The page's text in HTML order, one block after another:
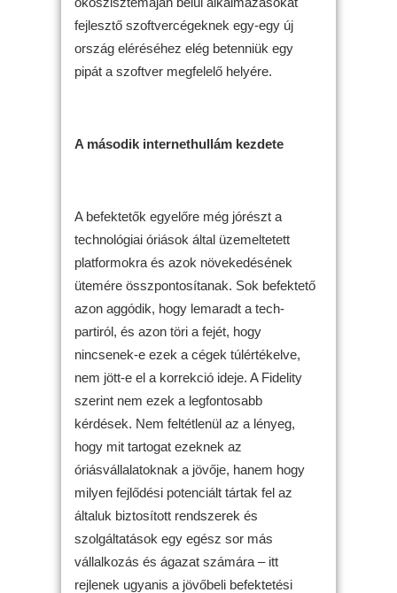
fejlesztő szoftvercégeknek egy-egy új
ország eléréséhez elég betenniük egy
pipát a szoftver megfelelő helyére.
A második internethullám kezdete
A befektetők egyelőre még jórészt a
technológiai óriások által üzemeltetett
platformokra és azok növekedésének
ütemére összpontosítanak. Sok befektető
azon aggódik, hogy lemaradt a tech-
partiról, és azon töri a fejét, hogy
nincsenek-e ezek a cégek túlértékelve,
nem jött-e el a korrekció ideje. A Fidelity
szerint nem ezek a legfontosabb
kérdések. Nem feltétlenül az a lényeg,
hogy mit tartogat ezeknek az
óriásvállalatoknak a jövője, hanem hogy
milyen fejlődési potenciált tártak fel az
általuk biztosított rendszerek és
szolgáltatások egy egész sor más
vállalkozás és ágazat számára – itt
rejlenek ugyanis a jövőbeli befektetési